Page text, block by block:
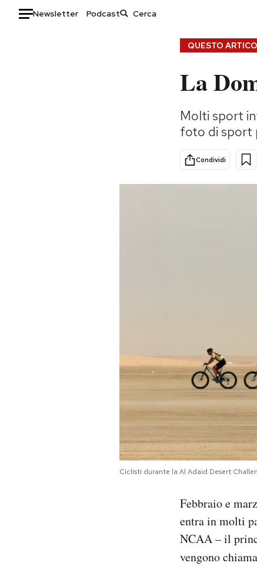
Newsletter Podcast
Consumismi
Storie/Idee
Ok Boomer!
Media
QUESTO
La
Molti sport
foto di sport
Condividi
Ciclisti durante la Al Adaid Desert
Febbraio e
entra in molti
NCAA – il
vengono